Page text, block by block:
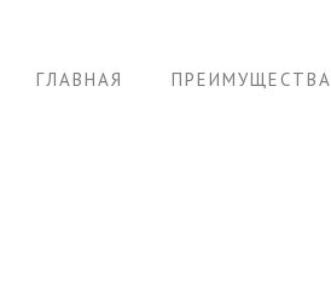
ГЛАВНАЯ ПРЕИМУЩЕСТВА